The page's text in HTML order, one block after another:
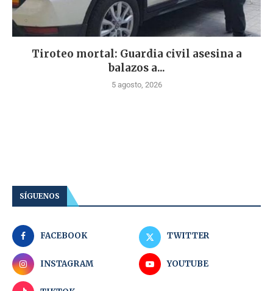
Tiroteo mortal: Guardia civil asesina a
balazos a...
5 agosto, 2026
SÍGUENOS
FACEBOOK TWITTER
INSTAGRAM YOUTUBE